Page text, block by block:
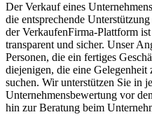
Der Verkauf eines
die entsprechende
der VerkaufenFirma-Plattform ist
transparent und sicher. Unser
Personen, die ein fertiges
diejenigen, die eine
suchen. Wir unterstützen Sie in
Unternehmensbewertung vor
hin zur Beratung beim